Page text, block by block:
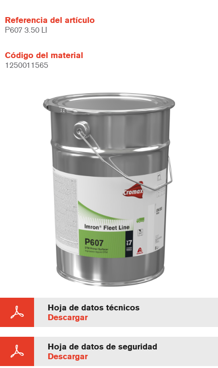
Referencia del artículo
P607 3.50 LI
Código del material
1250011565
Hoja de datos técnicos
Descargar
Hoja de datos de seguridad
Descargar